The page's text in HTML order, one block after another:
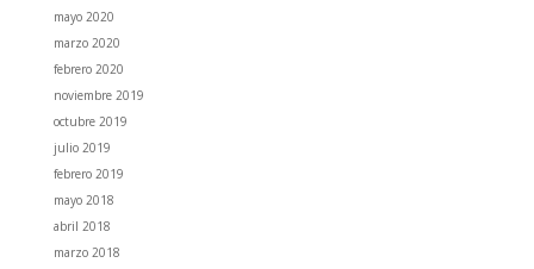
mayo 2020
marzo 2020
febrero 2020
noviembre 2019
octubre 2019
julio 2019
febrero 2019
mayo 2018
abril 2018
marzo 2018